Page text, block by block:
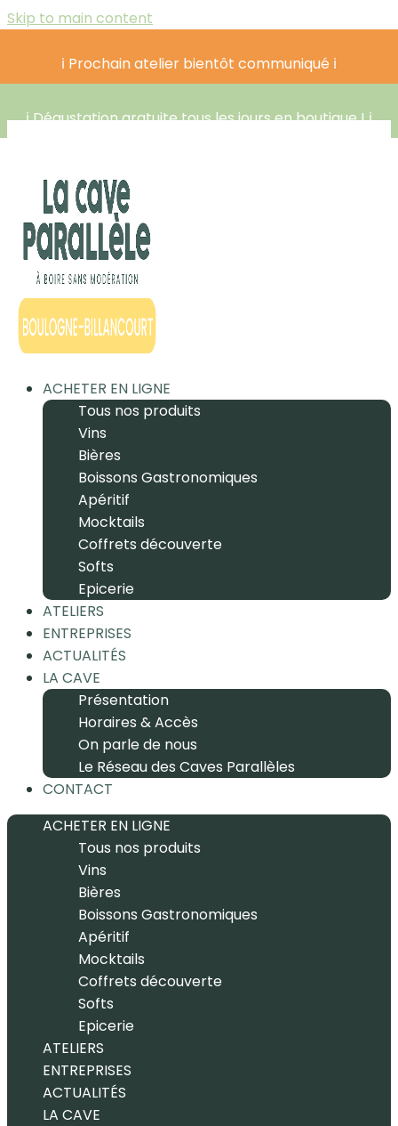
Skip to main content
ℹ️ Prochain atelier bientôt communiqué ℹ️
ℹ️ Dégustation gratuite tous les jours en boutique ! ℹ️
ACHETER EN LIGNE
Tous nos produits
Vins
Bières
Boissons Gastronomiques
Apéritif
Mocktails
Coffrets découverte
Softs
Epicerie
ATELIERS
ENTREPRISES
ACTUALITÉS
LA CAVE
Présentation
Horaires & Accès
On parle de nous
Le Réseau des Caves Parallèles
CONTACT
ACHETER EN LIGNE
Tous nos produits
Vins
Bières
Boissons Gastronomiques
Apéritif
Mocktails
Coffrets découverte
Softs
Epicerie
ATELIERS
ENTREPRISES
ACTUALITÉS
LA CAVE